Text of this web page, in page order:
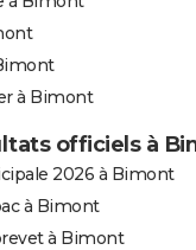
à Bimont
officiels à
2026 à Bimont
à Bimont
à Bimont